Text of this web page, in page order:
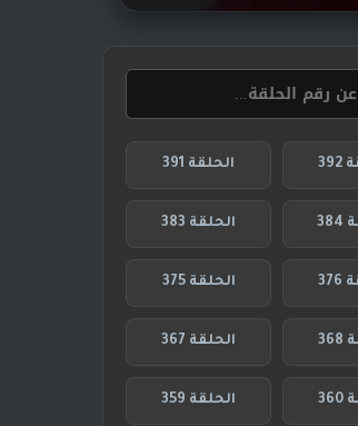
الحلقة 391
الحلقة 383
الحلقة 375
الحلقة 367
الحلقة 359